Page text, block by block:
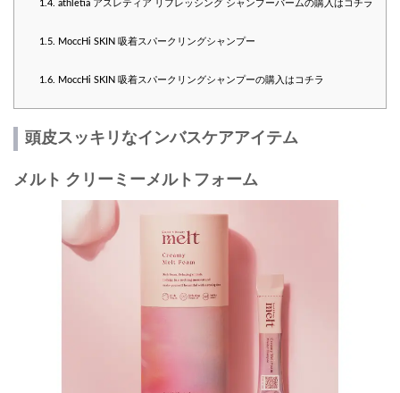
1.4. athletia アスレティア リフレッシング シャンプーバームの購入はコチラ
1.5. MoccHi SKIN 吸着スパークリングシャンプー
1.6. MoccHi SKIN 吸着スパークリングシャンプーの購入はコチラ
頭皮スッキリなインバスケアアイテム
メルト クリーミーメルトフォーム